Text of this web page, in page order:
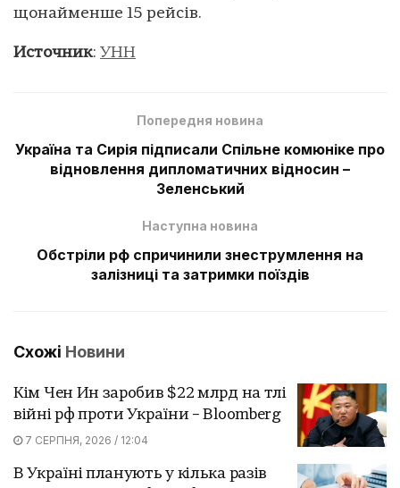
щонайменше 15 рейсів.
Источник: УНН
Попередня новина
Україна та Сирія підписали Спільне комюніке про
відновлення дипломатичних відносин –
Зеленський
Наступна новина
Обстріли рф спричинили знеструмлення на
залізниці та затримки поїздів
Схожі Новини
Кім Чен Ин заробив $22 млрд на тлі
війні рф проти України – Bloomberg
7 СЕРПНЯ, 2026 / 12:04
В Україні планують у кілька разів